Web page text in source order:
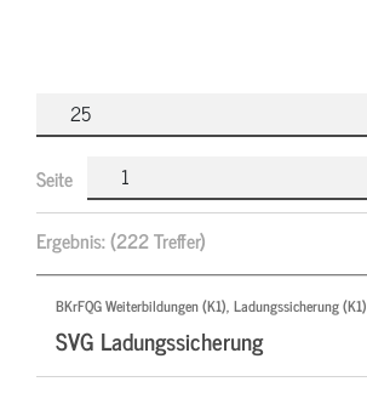
Seite
Ergebnis:(222 Treffer)
BKrFQG Weiterbildungen (K1), Ladungssicherung (K1)
SVG Ladungssicherung